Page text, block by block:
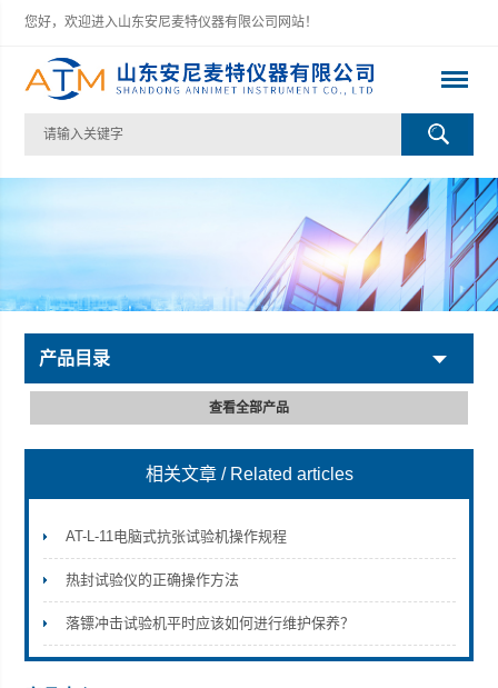
您好，欢迎进入山东安尼麦特仪器有限公司网站！
山东安尼麦特仪器有限公司
产品目录
查看全部产品
相关文章 / Related articles
AT-L-11电脑式抗张试验机操作规程
热封试验仪的正确操作方法
落镖冲击试验机平时应该如何进行维护保养？